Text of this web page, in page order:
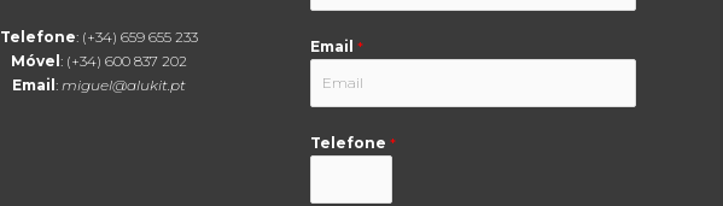
Telefone: (+34) 659 655 233
Móvel : (+34) 600 837 202
Email : miguel@alukit.pt
Email *
Telefone *